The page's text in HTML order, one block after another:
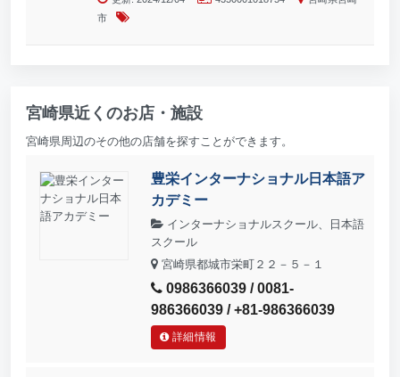
市
宮崎県近くのお店・施設
宮崎県周辺のその他の店舗を探すことができます。
豊栄インターナショナル日本語ア
カデミー
インターナショナルスクール、日本語
スクール
宮崎県都城市栄町２２－５－１
0986366039 / 0081-
986366039 / +81-986366039
詳細情報